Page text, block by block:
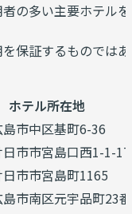
の多い主要ホテル
保証するものでは
ホテル所在地
市中区基町6-36
市市宮島口西1-1-17
市市宮島町1165
市南区元宇品町23